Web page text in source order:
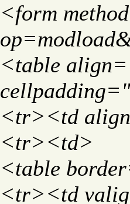
<form
<table
<tr><td
<tr><td>
<table
<tr><td